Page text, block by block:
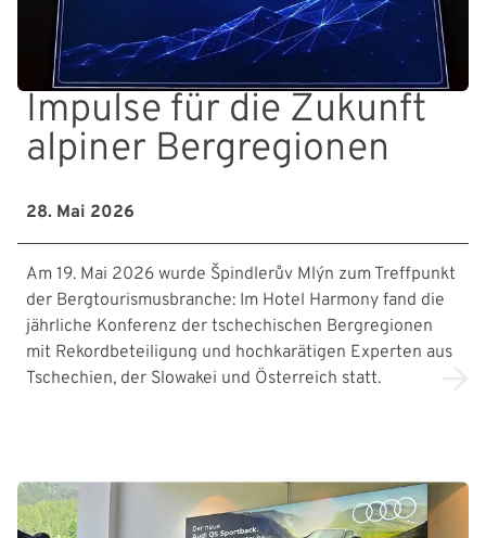
Impulse für die Zukunft
alpiner Bergregionen
28. Mai 2026
Am 19. Mai 2026 wurde Špindlerův Mlýn zum Treffpunkt
der Bergtourismusbranche: Im Hotel Harmony fand die
jährliche Konferenz der tschechischen Bergregionen
mit Rekordbeteiligung und hochkarätigen Experten aus
Tschechien, der Slowakei und Österreich statt.